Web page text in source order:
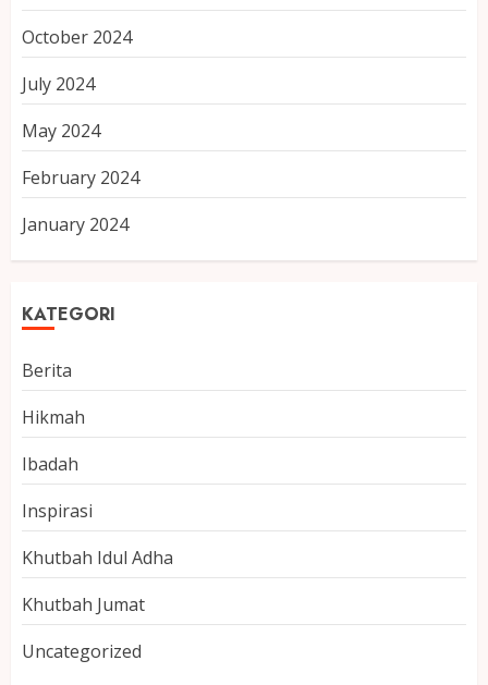
October 2024
July 2024
May 2024
February 2024
January 2024
KATEGORI
Berita
Hikmah
Ibadah
Inspirasi
Khutbah Idul Adha
Khutbah Jumat
Uncategorized